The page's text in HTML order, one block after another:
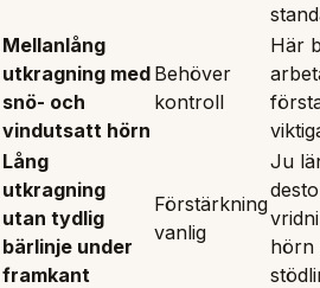
Mellanlång
utkragning med
snö- och
vindutsatt hörn
Behöver
kontroll
Här
Lång
utkragning
utan tydlig
bärlinje under
framkant
Förstärkning
vanlig
Ju
hörn